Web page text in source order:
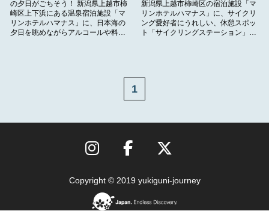
の夕日がごちそう！ 新潟県上越市柿
崎区上下浜にある温泉宿泊施設「マ
リンホテルハマナス」に、日本海の
夕日を眺めながらアルコールや料…
新潟県上越市柿崎区の宿泊施設「マ
リンホテルハマナス」に、サイクリ
ング愛好者にうれしい、休憩スポッ
ト「サイクリングステーション」…
1
Copyright © 2019 yukiguni-journey